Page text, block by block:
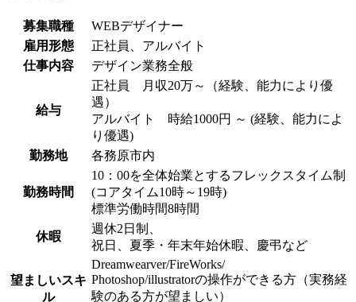
募集職種
WEBデザイナー
雇用形態
正社員、アルバイト
仕事内容
デザイン業務全般
給与
正社員 月収20万～（経験、能力により優
遇）
アルバイト 時給1000円 ～ (経験、能力によ
り優遇)
勤務地
各務原市内
勤務時間
10：00を全体始業とするフレックスタイム制
(コアタイム10時～19時)
標準労働時間8時間
休暇
週休2日制、
祝日、夏季・年末年始休暇、慶弔など
望ましいスキ
ル
Dreamwearver/FireWorks/
Photoshop/illustratorの操作ができる方（実務経
験のある方が望ましい）